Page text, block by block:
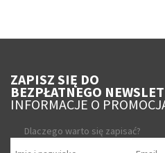
ZAPISZ SIĘ DO
BEZPŁATNEGO
INFORMACJE O
Dlaczego warto się zapisać?